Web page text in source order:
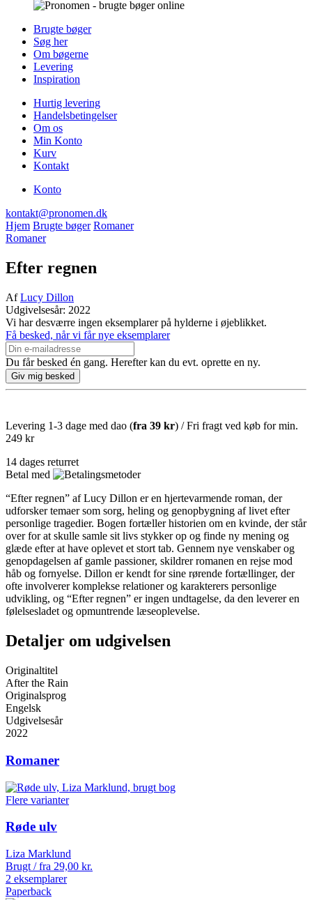
Brugte bøger
Søg her
Om bøgerne
Levering
Inspiration
Hurtig levering
Handelsbetingelser
Om os
Min Konto
Kurv
Kontakt
Konto
kontakt@pronomen.dk
Hjem Brugte bøger Romaner
Romaner
Efter regnen
AfLucy Dillon
Udgivelsesår: 2022
Vi har desværre ingen eksemplarer på hylderne i øjeblikket.
Få besked, når vi får nye eksemplarer
Du får besked én gang. Herefter kan du evt. oprette en ny.
Levering 1-3 dage med dao (fra 39 kr) / Fri fragt ved køb for min.
249 kr
14 dages returret
Betal med
“Efter regnen” af Lucy Dillon er en hjertevarmende roman, der
udforsker temaer som sorg, heling og genopbygning af livet efter
personlige tragedier. Bogen fortæller historien om en kvinde, der står
over for at skulle samle sit livs stykker op og finde ny mening og
glæde efter at have oplevet et stort tab. Gennem nye venskaber og
genopdagelsen af gamle passioner, skildrer romanen en rejse mod
håb og fornyelse. Dillon er kendt for sine rørende fortællinger, der
ofte involverer komplekse relationer og karakterers personlige
udvikling, og “Efter regnen” er ingen undtagelse, da den leverer en
følelsesladet og opmuntrende læseoplevelse.
Detaljer om udgivelsen
Originaltitel
After the Rain
Originalsprog
Engelsk
Udgivelsesår
2022
Romaner
Flere varianter
Røde ulv
Liza Marklund
Brugt / fra 29,00 kr.
2 eksemplarer
Paperback